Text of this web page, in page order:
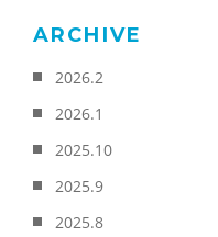
ARCHIVE
2026.2
2026.1
2025.10
2025.9
2025.8